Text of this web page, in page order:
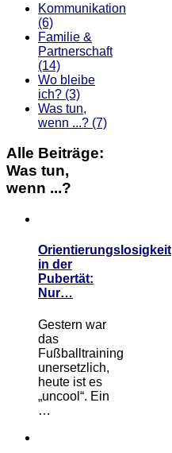
Kommunikation
(6)
Familie &
Partnerschaft
(14)
Wo bleibe
ich? (3)
Was tun,
wenn ...? (7)
Alle Beiträge:
Was tun,
wenn ...?
Orientierungslosigkeit
in der
Pubertät:
Nur…
Gestern war
das
Fußballtraining
unersetzlich,
heute ist es
„uncool“. Ein
…